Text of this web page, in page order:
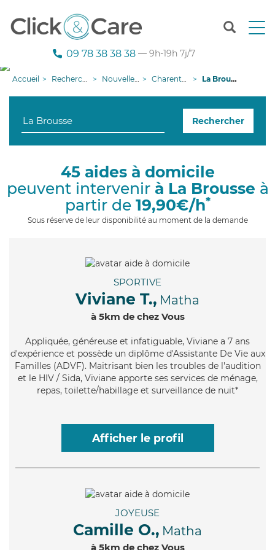
T
n
g
09 78 38 38 38 — 9h-19h 7j/7
Accueil Recherche aide à domicile Nouvelle-Aquitaine Charente-Maritime La Brousse
Rechercher
45 aides à domicile
peuvent intervenir à La Brousse à
partir de 19,90€/h*
Sous réserve de leur disponibilité au moment de la demande
SPORTIVE
Viviane T., Matha
à 5km de chez Vous
Appliquée, généreuse et infatiguable, Viviane a 7 ans
d'expérience et possède un diplôme d'Assistante De Vie aux
Familles (ADVF). Maitrisant bien les troubles de l'audition
et le HIV / Sida, Viviane apporte ses services de ménage,
repas, toilette/habillage et surveillance de nuit*
Afficher le profil
JOYEUSE
Camille O., Matha
à 5km de chez Vous